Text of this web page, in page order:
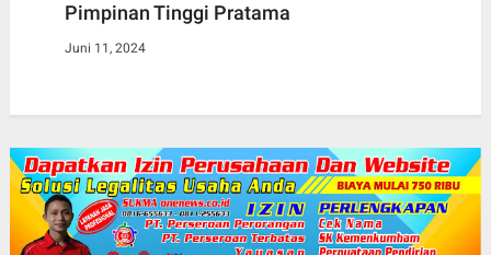
Pimpinan Tinggi Pratama
Juni 11, 2024